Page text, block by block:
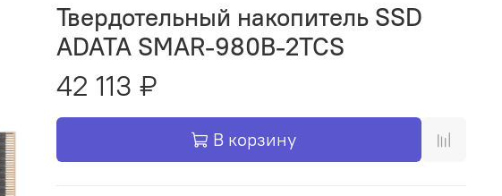
Твердотельный накопитель SSD
ADATA SMAR-980B-2TCS
42 113 ₽
В корзину